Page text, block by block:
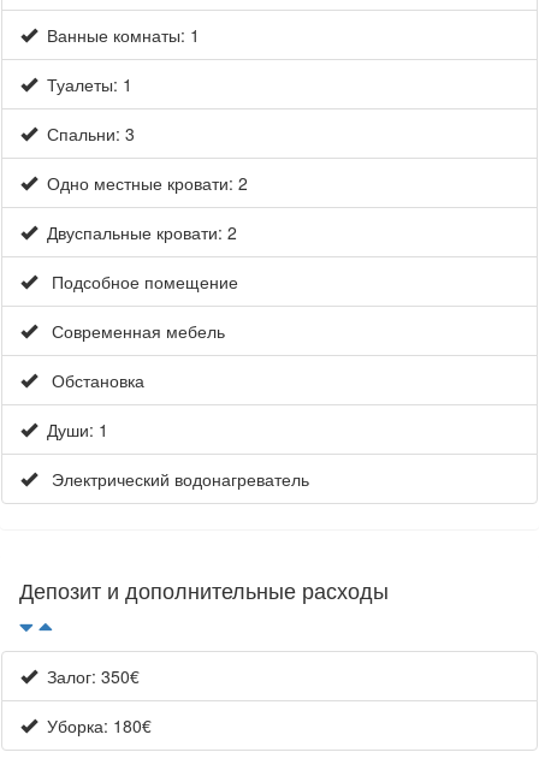
Ванные комнаты: 1
Туалеты: 1
Спальни: 3
Одно местные кровати: 2
Двуспальные кровати: 2
Подсобное помещение
Современная мебель
Обстановка
Души: 1
Электрический водонагреватель
Депозит и дополнительные расходы
Залог: 350€
Уборка: 180€